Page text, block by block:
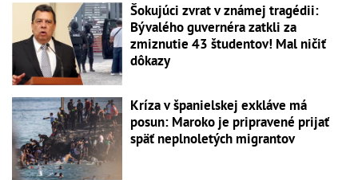
Šokujúci zvrat v známej tragédii:
Bývalého guvernéra zatkli za
zmiznutie 43 študentov! Mal ničiť
dôkazy
Kríza v španielskej exkláve má
posun: Maroko je pripravené prijať
späť neplnoletých migrantov